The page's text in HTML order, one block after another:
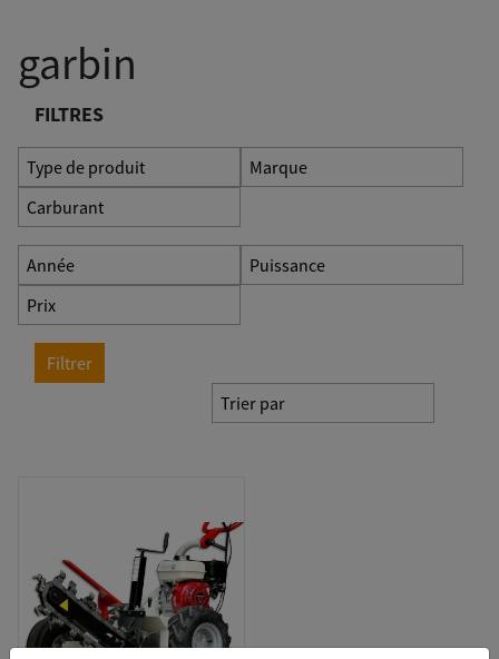
garbin
FILTRES
Type de produit
Marque
Carburant
Année
Puissance
Prix
Filtrer
Trier par